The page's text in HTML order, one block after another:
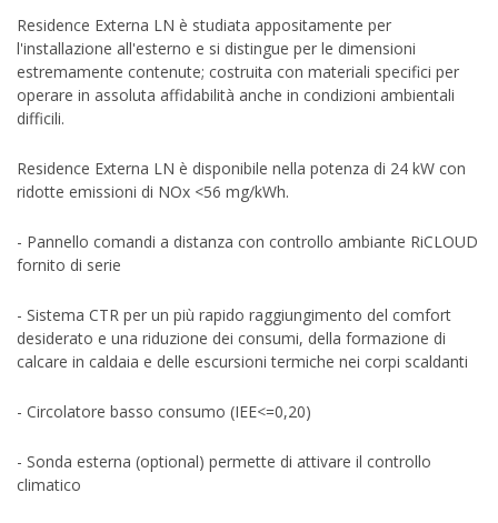
Residence Externa LN è studiata appositamente per
l'installazione all'esterno e si distingue per le dimensioni
estremamente contenute; costruita con materiali specifici per
operare in assoluta affidabilità anche in condizioni ambientali
difficili.
Residence Externa LN è disponibile nella potenza di 24 kW con
ridotte emissioni di NOx <56 mg/kWh.
- Pannello comandi a distanza con controllo ambiante RiCLOUD
fornito di serie
- Sistema CTR per un più rapido raggiungimento del comfort
desiderato e una riduzione dei consumi, della formazione di
calcare in caldaia e delle escursioni termiche nei corpi scaldanti
- Circolatore basso consumo (IEE<=0,20)
- Sonda esterna (optional) permette di attivare il controllo
climatico